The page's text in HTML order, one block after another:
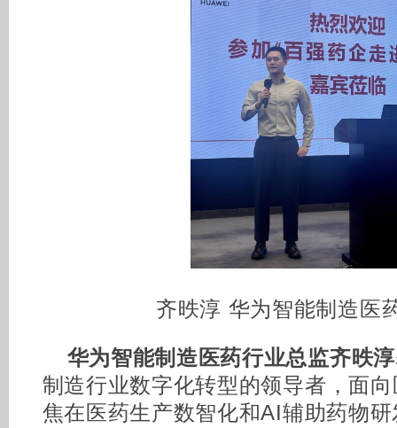
齐昳淳 华为智能制造医
华为智能制造医药行业总监齐昳淳
制造行业数字化转型的领导者，面
焦在医药生产数智化和AI辅助药物